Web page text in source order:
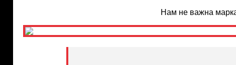
Нам не важна